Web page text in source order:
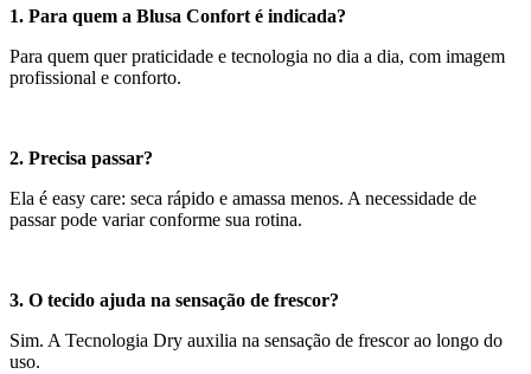
1. Para quem a Blusa Confort é indicada?
Para quem quer praticidade e tecnologia no dia a dia, com imagem
profissional e conforto.
2. Precisa passar?
Ela é easy care: seca rápido e amassa menos. A necessidade de
passar pode variar conforme sua rotina.
3. O tecido ajuda na sensação de frescor?
Sim. A Tecnologia Dry auxilia na sensação de frescor ao longo do
uso.